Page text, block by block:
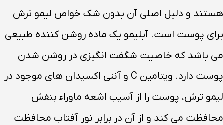
هستند و دلیل اصلی آن بدون شک خواص لیمو ترش
برای پوست است. آبلیمو یک ماده روشن کننده طبیعی
می باشد که خاصیت شگفت انگیزی در روشن شدن
پوست دارد. ویتامین C و آنتی اکسیدان های موجود در
لیمو ترش، پوست را از آسیب اشعه ماوراء بنفش
محافظت می کند و از آن در برابر نور آفتاب محافظت